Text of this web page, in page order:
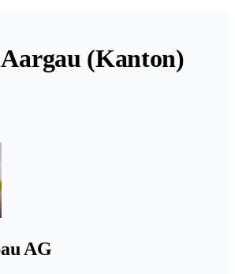
(Kanton)
AG